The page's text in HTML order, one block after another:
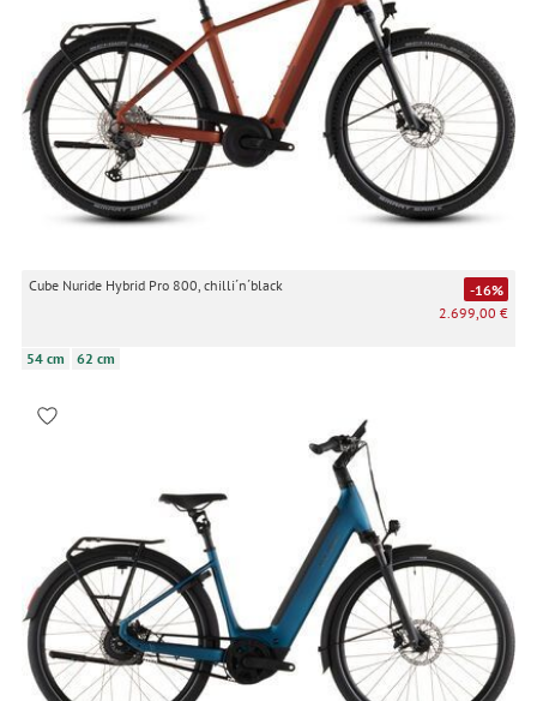
Cube Nuride Hybrid Pro 800, chilli´n´black
-16%
2.699,00 €
54 cm 62 cm